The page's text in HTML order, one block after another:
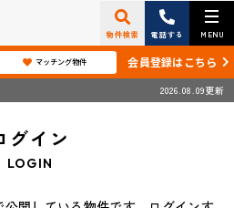
物件検索 電話する MENU
マッチング物件 会員登録はこちら
2026.08.09更新
グイン
LOGIN